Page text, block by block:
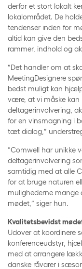
derfor et stort lokalt
lokalområdet. De
tendenser inden for
altid kan give den
rammer, indhold og
”Det handler om at
MeetingDesignere
bedst muligt kan
være, at vi måske
deltagerinvolvering,
for en vinsmagning i
tæt dialog,”
”Comwell har unikke
deltagerinvolvering
samtidig med at alle
for at bruge naturen
mulighederne mange
mødet,” siger hun.
Kvalitetsbevidst
Udover at koordinere
konferenceudstyr,
med at arrangere
danske råvarer i